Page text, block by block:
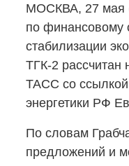
МОСКВА, 27 мая
по финансовому
стабилизации
ТГК-2 рассчитан
ТАСС со
энергетики РФ
По словам
предложений и